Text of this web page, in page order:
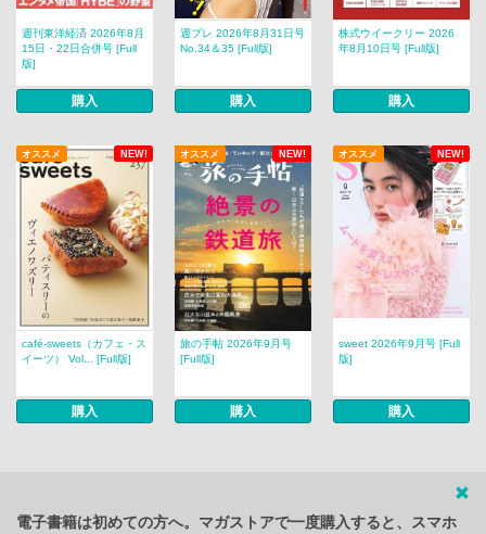
週刊東洋経済 2026年8月
15日・22日合併号 [Full
版]
購入
週プレ 2026年8月31日号
No.34＆35 [Full版]
購入
株式ウイークリー 2026
年8月10日号 [Full版]
購入
NEW!
オススメ NEW!
オススメ NEW!
オススメ
café‐sweets（カフェ・ス
イーツ） Vol... [Full版]
購入
旅の手帖 2026年9月号
[Full版]
購入
sweet 2026年9月号 [Full
版]
購入
電子書籍は初めての方へ。マガストアで一度購入すると、スマホ